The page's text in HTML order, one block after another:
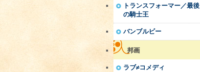
トランスフォーマー／最後
の騎士王
バンブルビー
邦画
ラブ≠コメディ